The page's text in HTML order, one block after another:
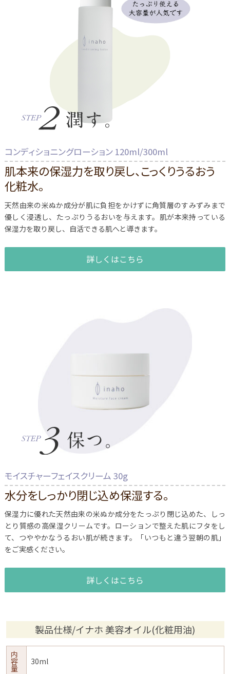
コンディショニングローション 120ml/300ml
肌本来の保湿力を取り戻し、こっくりうるおう
化粧水。
天然由来の米ぬか成分が肌に負担をかけずに角質層のすみずみまで
優しく浸透し、たっぷりうるおいを与えます。肌が本来持っている
保湿力を取り戻し、自活できる肌へと導きます。
詳しくはこちら
モイスチャーフェイスクリーム 30g
水分をしっかり閉じ込め保湿する。
保湿力に優れた天然由来の米ぬか成分をたっぷり閉じ込めた、しっ
とり質感の高保湿クリームです。ローションで整えた肌にフタをし
て、つややかなうるおい肌が続きます。「いつもと違う翌朝の肌」
をご実感ください。
詳しくはこちら
製品仕様/イナホ 美容オイル(化粧用油)
内
容
量
30ml